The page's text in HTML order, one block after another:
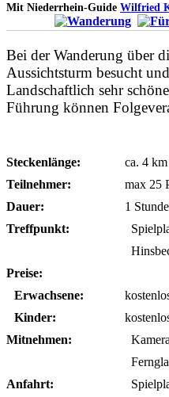
Mit Niederrhein-Guide Wilfried
Bei der Wanderung über
Aussichtsturm besucht
Landschaftlich sehr
Führung können
Steckenlänge:
ca. 4 km
Teilnehmer:
max 25
Dauer:
1 Stunde
Treffpunkt:
Preise:
Erwachsene:
Kinder:
Mitnehmen:
Anfahrt: